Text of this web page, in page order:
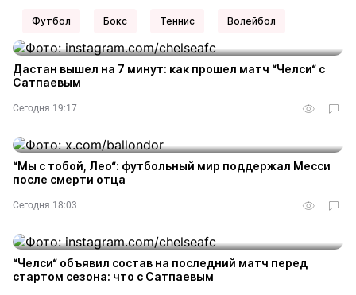
Футбол Бокс Теннис Волейбол
Дастан вышел на 7 минут: как прошел матч “Челси“ с
Сатпаевым
Сегодня 19:17
“Мы с тобой, Лео“: футбольный мир поддержал Месси
после смерти отца
Сегодня 18:03
“Челси“ объявил состав на последний матч перед
стартом сезона: что с Сатпаевым